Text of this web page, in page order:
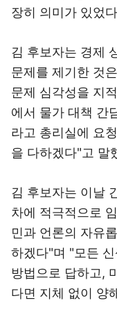
장히 의미가 있었
김 후보자는 경제
문제를 제기한 것
문제 심각성을 지
에서 물가 대책 간
라고 총리실에 요
을 다하겠다"고 말
김 후보자는 이날
차에 적극적으로
민과 언론의 자유
하겠다"며 "모든
방법으로 답하고,
다면 지체 없이 양